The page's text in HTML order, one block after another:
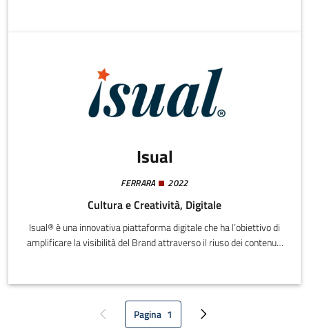
Isual
FERRARA 2022
Cultura e Creatività, Digitale
Isual® è una innovativa piattaforma digitale che ha l’obiettivo di
amplificare la visibilità del Brand attraverso il riuso dei contenuti
Rete Relazionale di un Brand/Organizzazione ha la potenzialità di
amplificarne enormemente la reputazione, la visibilità e di
conseguenza le vendite.
Pagina precedentePagina attuale
Pagina 1 Pagina successiva